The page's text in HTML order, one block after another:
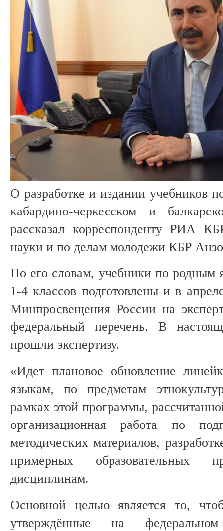
О разработке и издании учебников
кабардино-черкесском и
рассказал корреспонденту РИА
науки и по делам молодежи КБР
По его словам, учебники по родным
1-4 классов подготовлены и в
Минпросвещения России на
федеральный перечень. В
прошли экспертизу.
«Идет плановое обновление
языкам, по предметам
рамках этой программы,
организационная работа по
методических материалов,
примерных
дисциплинам.
Основной целью является то,
утверждённые на